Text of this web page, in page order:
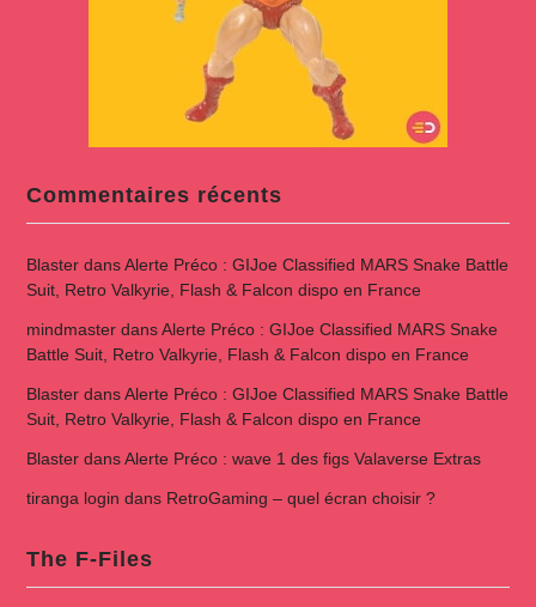
Commentaires récents
BlasterdansAlerte Préco : GIJoe Classified MARS Snake Battle
Suit, Retro Valkyrie, Flash & Falcon dispo en France
mindmasterdansAlerte Préco : GIJoe Classified MARS Snake
Battle Suit, Retro Valkyrie, Flash & Falcon dispo en France
BlasterdansAlerte Préco : GIJoe Classified MARS Snake Battle
Suit, Retro Valkyrie, Flash & Falcon dispo en France
BlasterdansAlerte Préco : wave 1 des figs Valaverse Extras
tiranga login dans RetroGaming – quel écran choisir ?
The F-Files